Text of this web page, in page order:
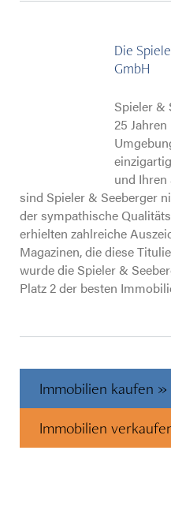
Die
GmbH
Spieler &
25
und
sind Spieler & Seeberger
der sympathische
erhielten zahlreiche
Magazinen, die diese
wurde die Spieler &
Platz 2 der besten
Immobilien kaufen »
Immobilien